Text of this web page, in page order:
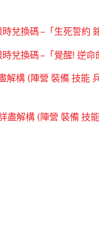
兌換碼 –「生死誓約
兌換碼 –「覺醒! 逆命
解構 (陣營 裝備 技能
盡解構 (陣營 裝備 技